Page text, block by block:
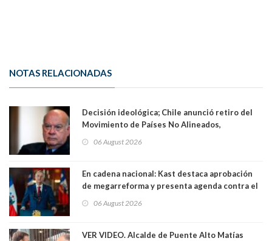
NOTAS RELACIONADAS
Decisión ideológica; Chile anunció retiro del
Movimiento de Países No Alineados,
1971. Excanciller Insulza lamentó decisión
06 August 2026
En cadena nacional: Kast destaca aprobación
de megarreforma y presenta agenda contra el
06 August 2026
VER VIDEO. Alcalde de Puente Alto Matías